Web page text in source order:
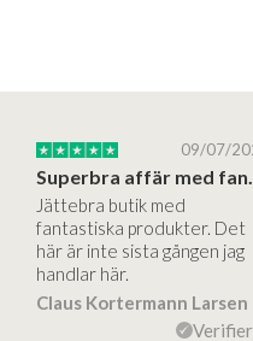
09/07/
Jättebra butik med
fantastiska produkter. Det
här är inte sista gången jag
handlar här.
Claus Kortermann Larsen